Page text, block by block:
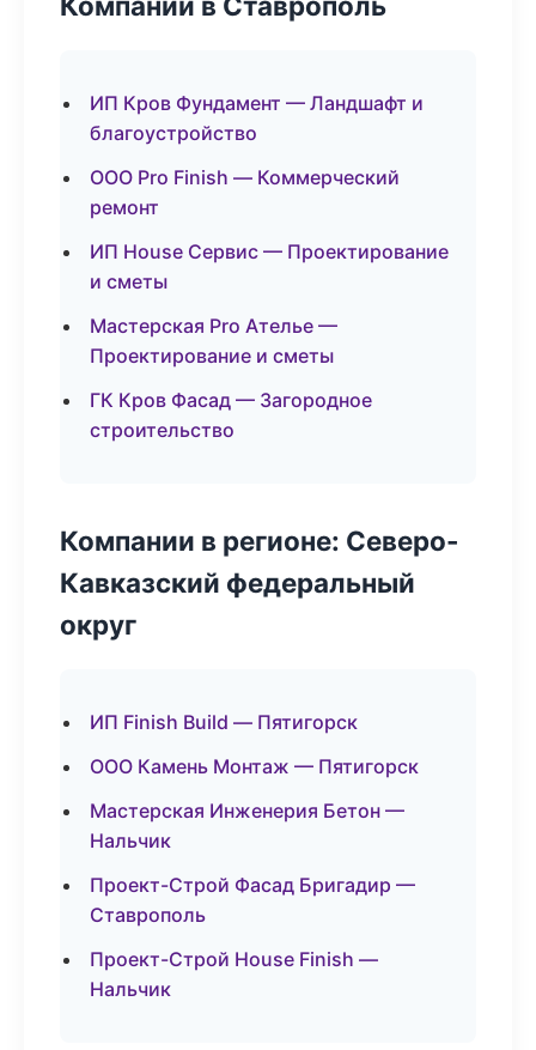
ИП Кров Фундамент — Ландшафт и
благоустройство
ООО Pro Finish — Коммерческий
ремонт
ИП House Сервис — Проектирование
и сметы
Мастерская Pro Ателье —
Проектирование и сметы
ГК Кров Фасад — Загородное
строительство
Компании в регионе: Северо-
Кавказский федеральный
округ
ИП Finish Build — Пятигорск
ООО Камень Монтаж — Пятигорск
Мастерская Инженерия Бетон —
Нальчик
Проект-Строй Фасад Бригадир —
Ставрополь
Проект-Строй House Finish —
Нальчик